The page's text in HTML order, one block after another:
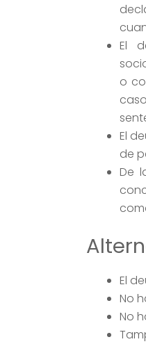
El
o
El
de
De
El
No
No